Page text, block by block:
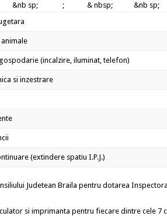
sp; ; & nbsp; &nb sp; ;
(incalzire, iluminat, telefon)
si inzestrare
(extindere spatiu I.P.J.)
Judetean Braila pentru dotarea
si imprimanta pentru fiecare dintre cele 7